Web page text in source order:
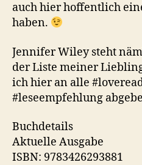
auch hier hoffentlich
haben.
Jennifer Wiley steht
der Liste meiner
ich hier an alle
#leseempfehlung
Buchdetails
Aktuelle Ausgabe
ISBN: 9783426293881